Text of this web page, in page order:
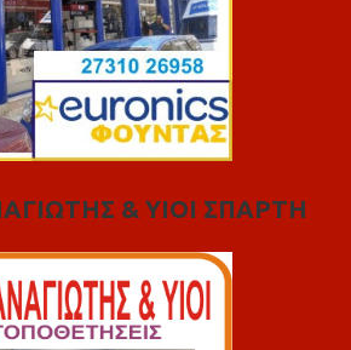
& YIOI ΣΠΑΡΤΗ